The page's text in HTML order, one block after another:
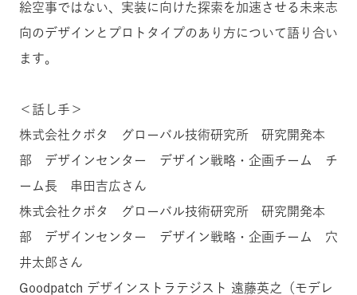
絵空事ではない、実装に向けた探索を加速させる未来志
向のデザインとプロトタイプのあり方について語り合い
ます。
＜話し手＞
株式会社クボタ グローバル技術研究所 研究開発本
部 デザインセンター デザイン戦略・企画チーム チ
ーム長 串田吉広さん
株式会社クボタ グローバル技術研究所 研究開発本
部 デザインセンター デザイン戦略・企画チーム 穴
井太郎さん
Goodpatch デザインストラテジスト 遠藤英之（モデレ